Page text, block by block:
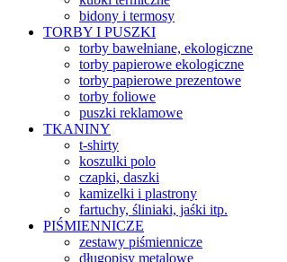
bidony i termosy
TORBY I PUSZKI
torby bawełniane, ekologiczne
torby papierowe ekologiczne
torby papierowe prezentowe
torby foliowe
puszki reklamowe
TKANINY
t-shirty
koszulki polo
czapki, daszki
kamizelki i plastrony
fartuchy, śliniaki, jaśki itp.
PIŚMIENNICZE
zestawy piśmiennicze
długopisy metalowe